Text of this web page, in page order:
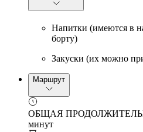
Напитки (имеются в
борту)
Закуски (их можно
Маршрут
ОБЩАЯ
минут